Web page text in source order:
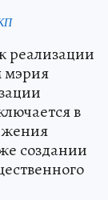
реализации
мэрия
в
создании